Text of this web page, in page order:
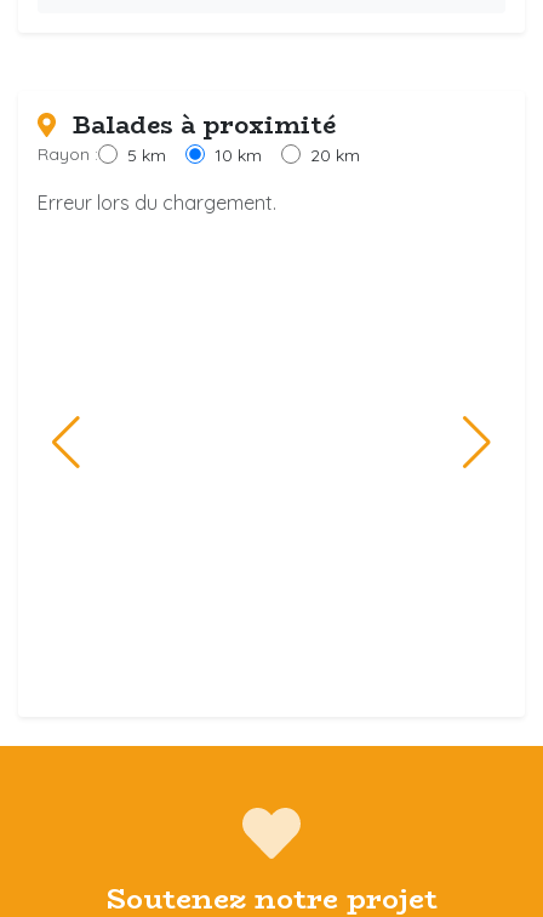
Balades à proximité
Rayon : 5 km 10 km 20 km
Erreur lors du chargement.
Soutenez notre projet